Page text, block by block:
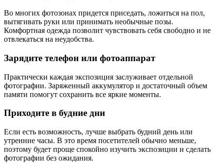
Во многих фотозонах придется приседать, ложиться на пол,
вытягивать руки или принимать необычные позы.
Комфортная одежда позволит чувствовать себя свободно и не
отвлекаться на неудобства.
Зарядите телефон или фотоаппарат
Практически каждая экспозиция заслуживает отдельной
фотографии. Заряженный аккумулятор и достаточный объем
памяти помогут сохранить все яркие моменты.
Приходите в будние дни
Если есть возможность, лучше выбрать будний день или
утренние часы. В это время посетителей обычно меньше,
поэтому будет проще спокойно изучить экспозиции и сделать
фотографии без ожидания.